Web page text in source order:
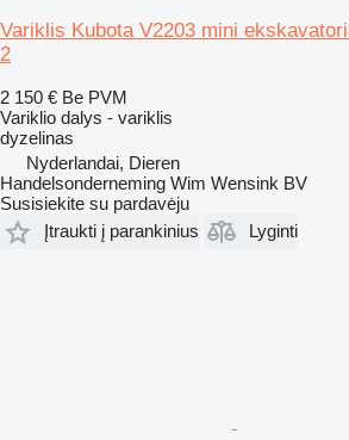
Variklis Kubota V2203 mini
2
2 150 € Be PVM
Variklio dalys - variklis
dyzelinas
Nyderlandai, Dieren
Handelsonderneming Wim Wensink BV
Susisiekite su pardavėju
Įtraukti į parankinius
Lyginti